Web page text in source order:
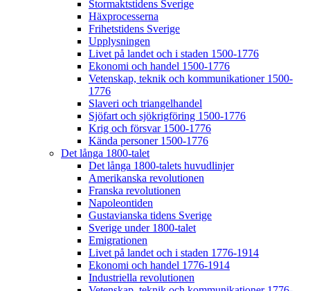
Stormaktstidens Sverige
Häxprocesserna
Frihetstidens Sverige
Upplysningen
Livet på landet och i staden 1500-1776
Ekonomi och handel 1500-1776
Vetenskap, teknik och kommunikationer 1500-
1776
Slaveri och triangelhandel
Sjöfart och sjökrigföring 1500-1776
Krig och försvar 1500-1776
Kända personer 1500-1776
Det långa 1800-talet
Det långa 1800-talets huvudlinjer
Amerikanska revolutionen
Franska revolutionen
Napoleontiden
Gustavianska tidens Sverige
Sverige under 1800-talet
Emigrationen
Livet på landet och i staden 1776-1914
Ekonomi och handel 1776-1914
Industriella revolutionen